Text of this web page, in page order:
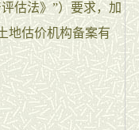
估法》”）要求，加
地估价机构备案有